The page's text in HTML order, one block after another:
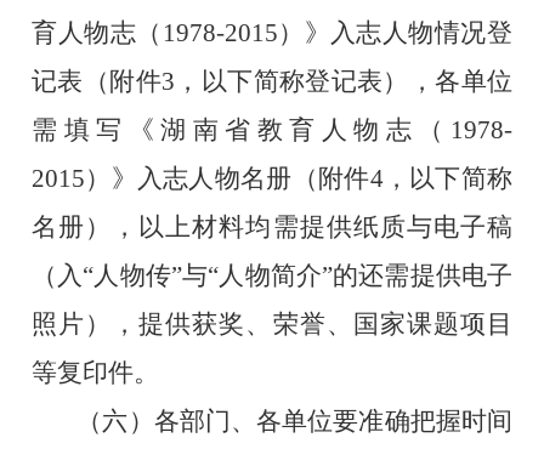
育人物志（1978-2015）》入志人物情况登
记表（附件3，以下简称登记表），各单位
需填写《湖南省教育人物志（1978-
2015）》入志人物名册（附件4，以下简称
名册），以上材料均需提供纸质与电子稿
（入“人物传”与“人物简介”的还需提供电子
照片），提供获奖、荣誉、国家课题项目
等复印件。
（六） 各部门、各单位要准确把握时间